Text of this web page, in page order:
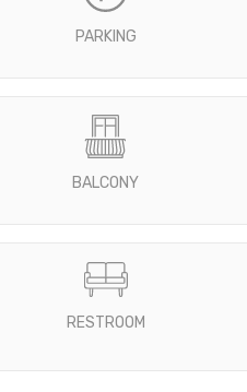
PARKING
BALCONY
RESTROOM